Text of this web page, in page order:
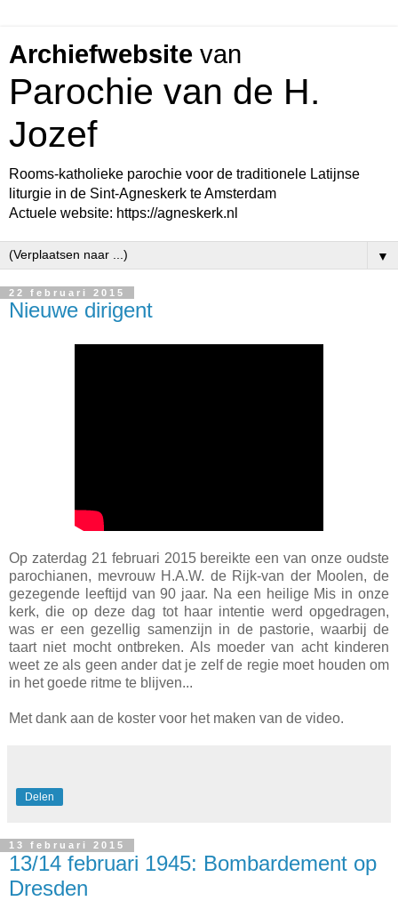
Archiefwebsite van
Parochie van de H.
Jozef
Rooms-katholieke parochie voor de traditionele Latijnse
liturgie in de Sint-Agneskerk te Amsterdam
Actuele website: https://agneskerk.nl
▼
22 februari 2015
Nieuwe dirigent
Op zaterdag 21 februari 2015 bereikte een van onze oudste
parochianen, mevrouw H.A.W. de Rijk-van der Moolen, de
gezegende leeftijd van 90 jaar. Na een heilige Mis in onze
kerk, die op deze dag tot haar intentie werd opgedragen,
was er een gezellig samenzijn in de pastorie, waarbij de
taart niet mocht ontbreken. Als moeder van acht kinderen
weet ze als geen ander dat je zelf de regie moet houden om
in het goede ritme te blijven...
Met dank aan de koster voor het maken van de video.
Delen
13 februari 2015
13/14 februari 1945: Bombardement op
Dresden